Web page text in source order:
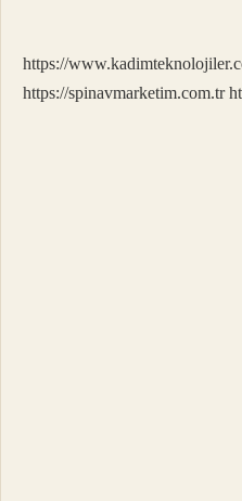
https://
https://spinavmarketim.com.tr